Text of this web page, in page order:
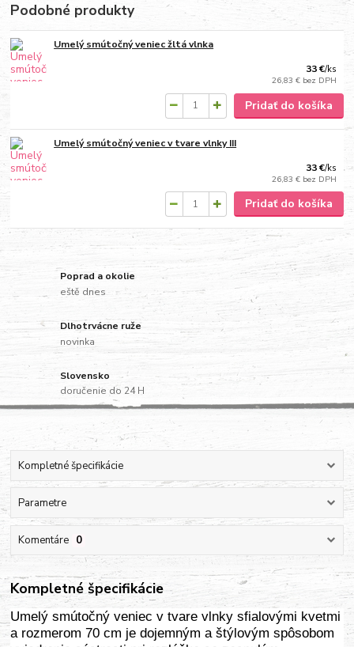
Podobné produkty
Umelý smútočný veniec žltá vlnka
33 €/ks
26,83 € bez DPH
Pridať do košíka
Umelý smútočný veniec v tvare vlnky III
33 €/ks
26,83 € bez DPH
Pridať do košíka
Poprad a okolie
eště dnes
Dlhotrvácne ruže
novinka
Slovensko
doručenie do 24 H
Kompletné špecifikácie
Parametre
Komentáre 0
Kompletné špecifikácie
Umelý smútočný veniec v tvare vlnky sfialovými kvetmi
a rozmerom 70 cm je dojemným a štýlovým spôsobom